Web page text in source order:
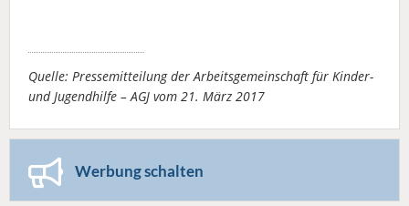
Quelle: Pressemitteilung der Arbeitsgemeinschaft für Kinder-
und Jugendhilfe – AGJ vom 21. März 2017
Werbung schalten